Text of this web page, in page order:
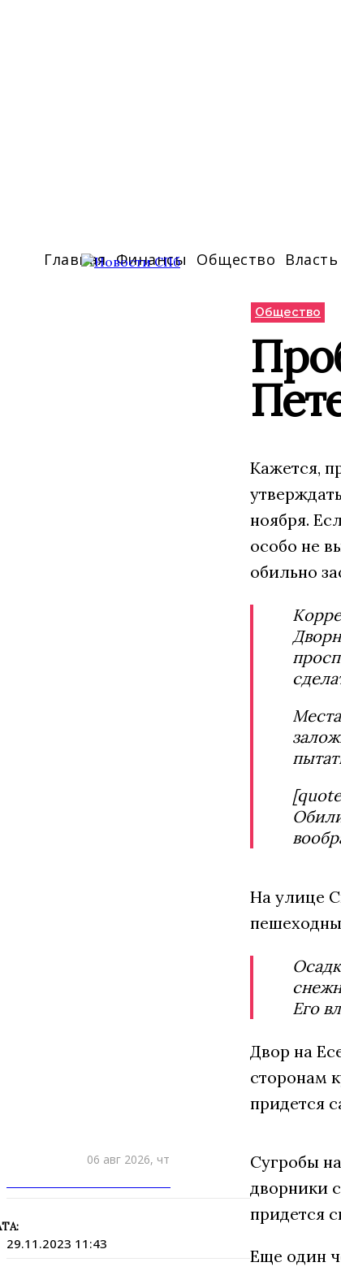
Главная Финансы Общество Власть
06 авг 2026, чт
29.11.2023 11:43
Общество
Кажется,
ноября.
особо не
обильно
На улице
Его
Двор на
сторонам
придется
Сугробы
дворники
придется
Еще один